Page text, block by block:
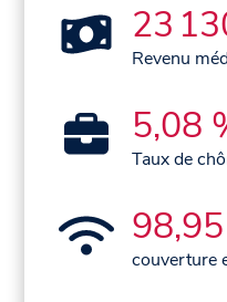
23
Revenu
5,08
Taux de
couverture